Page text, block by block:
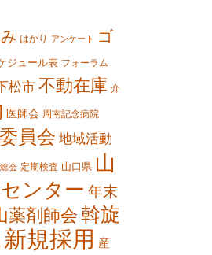
はかり アンケート ゴ
ジュール表 フォーラム
松市不動在庫 介
医師会 周南記念病院
員会 地域活動
会 定期検査 山口県 山
ンター 年末
薬剤師会斡旋
新規採用 産